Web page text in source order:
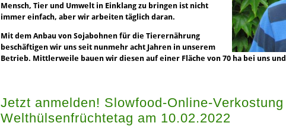
Mensch, Tier und Umwelt in Einklang zu bringen ist nicht
immer einfach, aber wir arbeiten täglich daran.
Mit dem Anbau von Sojabohnen für die Tierernährung
beschäftigen wir uns seit nunmehr acht Jahren in unserem
Betrieb. Mittlerweile bauen wir diesen auf einer Fläche von 70 ha bei uns
Jetzt anmelden! Slowfood-Online-
Welthülsenfrüchtetag am 10.02.2022